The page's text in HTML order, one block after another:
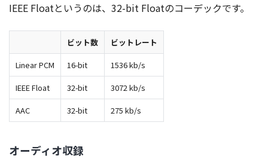
IEEE Floatというのは、32-bit Floatのコーデックです。
ビット数
ビットレート
Linear PCM
16-bit
1536 kb/s
IEEE Float
32-bit
3072 kb/s
AAC
32-bit 275 kb/s
オーディオ収録